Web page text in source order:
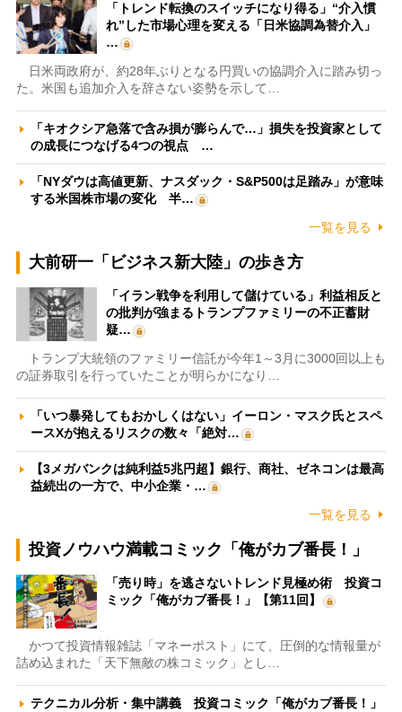
「トレンド転換のスイッチになり得る」“介入慣
れ”した市場心理を変える「日米協調為替介入」
…
日米両政府が、約28年ぶりとなる円買いの協調介入に踏み切っ
た。米国も追加介入を辞さない姿勢を示して…
「キオクシア急落で含み損が膨らんで…」損失を投資家として
の成長につなげる4つの視点 …
「NYダウは高値更新、ナスダック・S&P500は足踏み」が意味
する米国株市場の変化 半…
一覧を見る
大前研一「ビジネス新大陸」の歩き方
「イラン戦争を利用して儲けている」利益相反と
の批判が強まるトランプファミリーの不正蓄財
疑…
トランプ大統領のファミリー信託が今年1～3月に3000回以上も
の証券取引を行っていたことが明らかになり…
「いつ暴発してもおかしくはない」イーロン・マスク氏とスペ
ースXが抱えるリスクの数々「絶対…
【3メガバンクは純利益5兆円超】銀行、商社、ゼネコンは最高
益続出の一方で、中小企業・…
一覧を見る
投資ノウハウ満載コミック「俺がカブ番長！」
「売り時」を逃さないトレンド見極め術 投資コ
ミック「俺がカブ番長！」【第11回】
かつて投資情報雑誌「マネーポスト」にて、圧倒的な情報量が
詰め込まれた「天下無敵の株コミック」とし…
テクニカル分析・集中講義 投資コミック「俺がカブ番長！」